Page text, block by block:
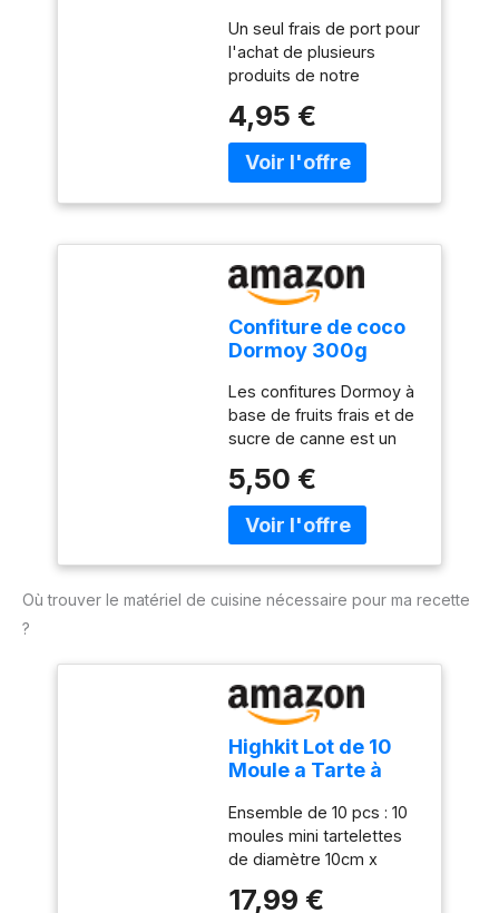
300g
Un seul frais de port pour
l'achat de plusieurs
produits de notre
produits sont cuisinés
avec soin dans nos
ateliers de Virazeil en
français Une texture
onctueuse et
savoureuse : idéale pour
le petit-déjeuner, les
desserts Encore meilleur
à déguster frais et tout
gâteaux !
4,95 €
Confiture de coco
Dormoy 300g
Les confitures Dormoy à
base de fruits frais et de
sucre de canne est un
exotiques.
5,50 €
Où trouver le matériel de cuisine nécessaire pour ma recette
?
Highkit Lot de 10
Moule a Tarte à
Mini 10 cm X10
Ensemble de 10 pcs : 10
moules mini tartelettes
de diamètre 10cm x
pour faire des tartes,
17,99 €